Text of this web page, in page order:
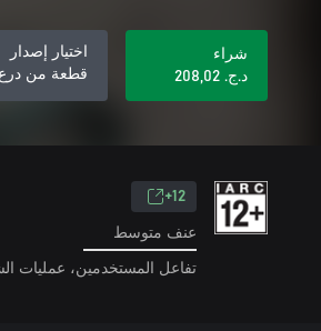
شراء
د.ج.‏ 208,02
اختيار إصدار
قطعة من درع
12+
عنف متوسط
تفاعل المستخدمين، عمليات